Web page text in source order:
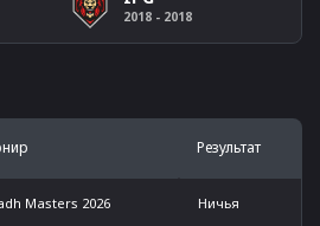
Результат
Masters 2026 Ничья
2018 - 2018